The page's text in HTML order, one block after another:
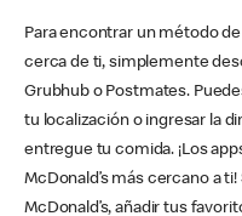
Para encontrar un método
cerca de ti, simplemente
Grubhub o Postmates.
tu localización o ingresar la
entregue tu comida. ¡Los
McDonald’s más cercano a
McDonald’s, añadir tus